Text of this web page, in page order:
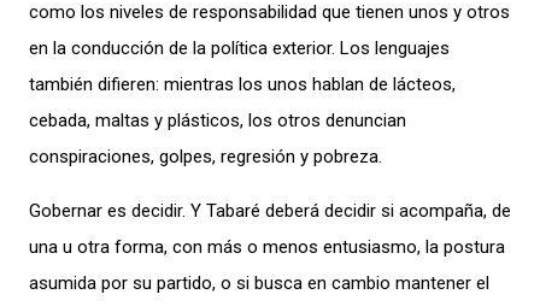
como los niveles de responsabilidad que tienen unos y otros
en la conducción de la política exterior. Los lenguajes
también difieren: mientras los unos hablan de lácteos,
cebada, maltas y plásticos, los otros denuncian
conspiraciones, golpes, regresión y pobreza.
Gobernar es decidir. Y Tabaré deberá decidir si acompaña, de
una u otra forma, con más o menos entusiasmo, la postura
asumida por su partido, o si busca en cambio mantener el